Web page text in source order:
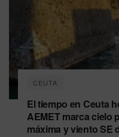
CEUTA
El tiempo en Ceuta
AEMET marca cielo
máxima y viento SE